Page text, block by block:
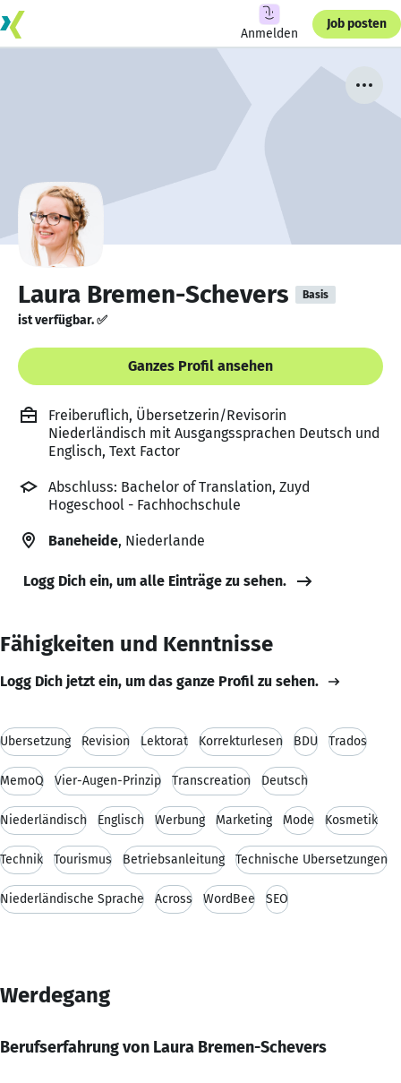
Anmelden
Job posten
Laura Bremen-Schevers Basis
ist verfügbar. ✅
Ganzes Profil ansehen
Freiberuflich, Übersetzerin/Revisorin
Niederländisch mit Ausgangssprachen Deutsch und
Englisch, Text Factor
Abschluss: Bachelor of Translation, Zuyd
Hogeschool - Fachhochschule
Baneheide, Niederlande
Logg Dich ein, um alle Einträge zu sehen.
Fähigkeiten und Kenntnisse
Logg Dich jetzt ein, um das ganze Profil zu sehen.
Übersetzung Revision Lektorat Korrekturlesen BDÜ Trados
MemoQ Vier-Augen-Prinzip Transcreation Deutsch
Niederländisch Englisch Werbung Marketing Mode Kosmetik
Technik Tourismus Betriebsanleitung Technische Übersetzungen
Niederländische Sprache Across WordBee SEO
Werdegang
Berufserfahrung von Laura Bremen-Schevers